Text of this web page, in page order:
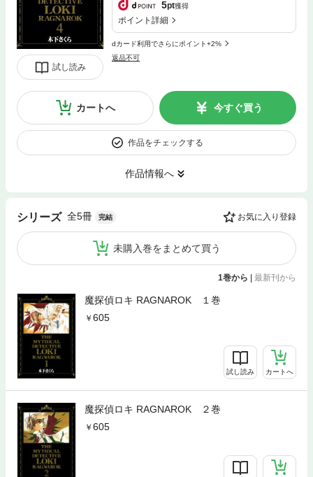
試し読み
5pt獲得
ポイント詳細
dカード利用でさらにポイント+2%
返品不可
カートへ 今すぐ買う
作品をチェックする
作品情報へ
シリーズ 全5冊 完結 お気に入り登録
未購入巻をまとめて買う
1巻から | 最新刊から
魔探偵ロキ RAGNAROK １巻
605
試し読み カートへ
魔探偵ロキ RAGNAROK ２巻
605